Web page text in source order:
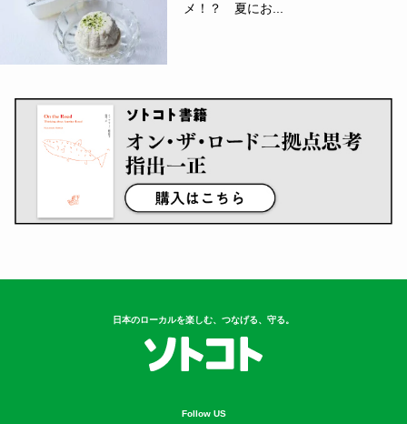
メ！？ 夏にお...
日本のローカルを楽しむ、つなげる、守る。
Follow US